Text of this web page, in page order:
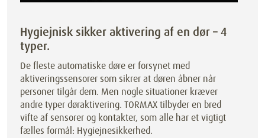
Hygiejnisk sikker aktivering af en dør – 4
typer.
De fleste automatiske døre er forsynet med
aktiveringssensorer som sikrer at døren åbner når
personer tilgår dem. Men nogle situationer kræver
andre typer døraktivering. TORMAX tilbyder en bred
vifte af sensorer og kontakter, som alle har et vigtigt
fælles formål: Hygiejnesikkerhed.